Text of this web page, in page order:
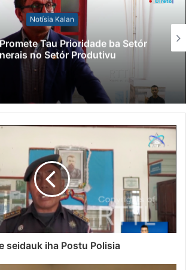
Notísia Kalan
Ajuda Autoridade
Kaptura Autór Kriminozu ho
Iha Estranjeiru
seidauk iha Postu Polisia